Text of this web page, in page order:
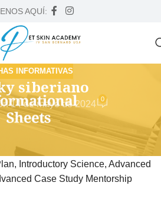
AQUÍ:
INFORMATIVAS
siberiano
14 de mayo de 2024
0
Introductory Science, Advanced
Case Study Mentorship